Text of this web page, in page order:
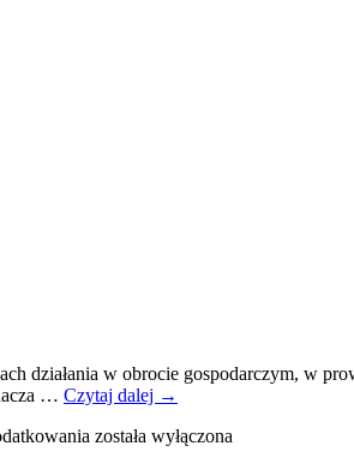
działania w obrocie gospodarczym, w
… Czytaj dalej →
została wyłączona